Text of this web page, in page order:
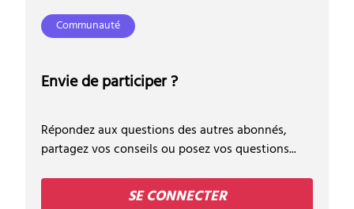
Communauté
Envie de participer ?
Répondez aux questions des autres abonnés,
partagez vos conseils ou posez vos questions...
SE CONNECTER